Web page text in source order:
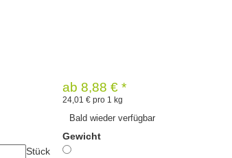
Stück
ab 8,88 € *
24,01 € pro 1 kg
Bald wieder verfügbar
Gewicht